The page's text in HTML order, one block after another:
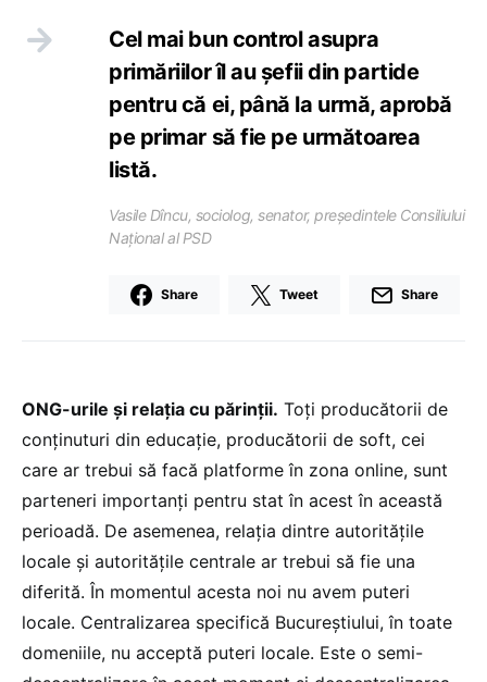
Cel mai bun control asupra
primăriilor îl au șefii din partide
pentru că ei, până la urmă, aprobă
pe primar să fie pe următoarea
listă.
Vasile Dîncu, sociolog, senator, președintele Consiliului
Național al PSD
Share Tweet Share
ONG-urile și relația cu părinții. Toți producătorii de
conținuturi din educație, producătorii de soft, cei
care ar trebui să facă platforme în zona online, sunt
parteneri importanți pentru stat în acest în această
perioadă. De asemenea, relația dintre autoritățile
locale și autoritățile centrale ar trebui să fie una
diferită. În momentul acesta noi nu avem puteri
locale. Centralizarea specifică Bucureștiului, în toate
domeniile, nu acceptă puteri locale. Este o semi-